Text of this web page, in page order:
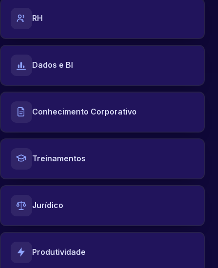
RH
Dados e BI
Conhecimento Corporativo
Treinamentos
Jurídico
Produtividade